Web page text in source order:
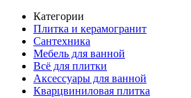
Категории
Плитка и керамогранит
Сантехника
Мебель для ванной
Всё для плитки
Аксессуары для ванной
Кварцвиниловая плитка